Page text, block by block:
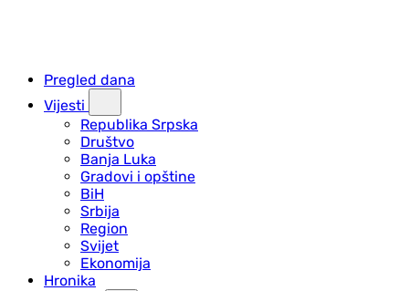
Pregled dana
Vijesti
Republika Srpska
Društvo
Banja Luka
Gradovi i opštine
BiH
Srbija
Region
Svijet
Ekonomija
Hronika